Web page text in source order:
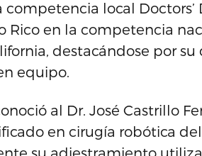
local
Rico en la competencia
destacándose por
equipo.
al Dr. José Castrillo
en cirugía robótica
su adiestramiento